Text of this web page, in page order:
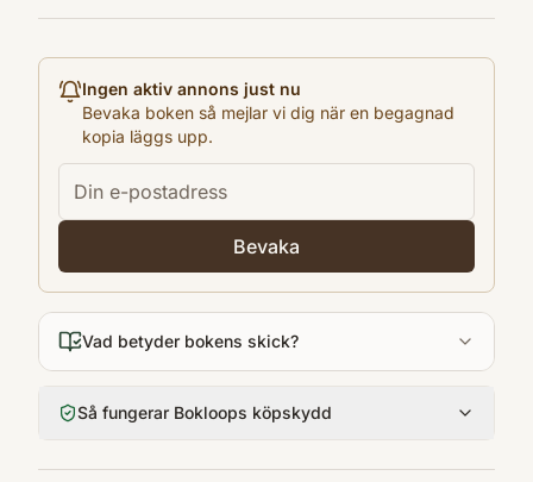
Utgivningsår
Språk
Svenska
Format
Inbunden
Ingen aktiv annons just nu
Bevaka boken så mejlar vi dig när en begagnad
kopia läggs upp.
Bevaka
Vad betyder bokens skick?
Så fungerar Bokloops köpskydd